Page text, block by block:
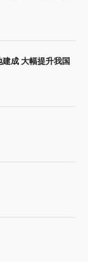
成 大幅提升我国